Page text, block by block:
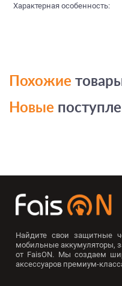
Характерная особенность:
Похожие
Новые
Найдите свои защитные
мобильные аккумуляторы,
от FaisON. Мы создаем
аксессуаров премиум-